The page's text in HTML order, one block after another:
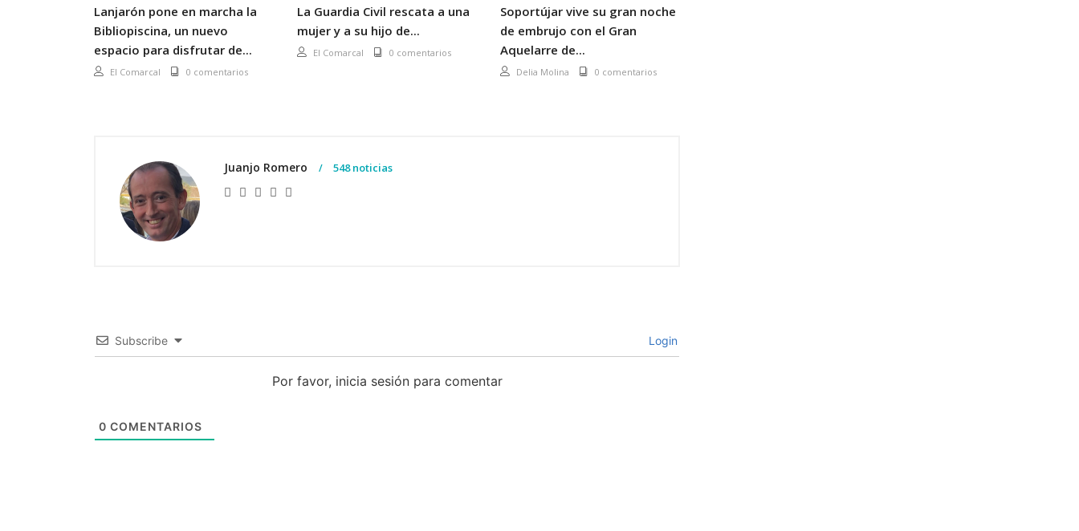
Lanjarón pone en marcha la
Bibliopiscina, un nuevo
espacio para disfrutar de...
El Comarcal 0 comentarios
La Guardia Civil rescata a una
mujer y a su hijo de...
El Comarcal 0 comentarios
Soportújar vive su gran noche
de embrujo con el Gran
Aquelarre de...
Delia Molina 0 comentarios
Juanjo Romero 548 noticias
Subscribe Login
Por favor, inicia sesión para comentar
0 COMENTARIOS